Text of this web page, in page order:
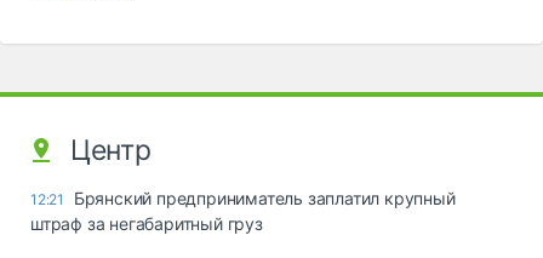
Центр
12:21
Брянский предприниматель заплатил крупный
штраф за негабаритный груз